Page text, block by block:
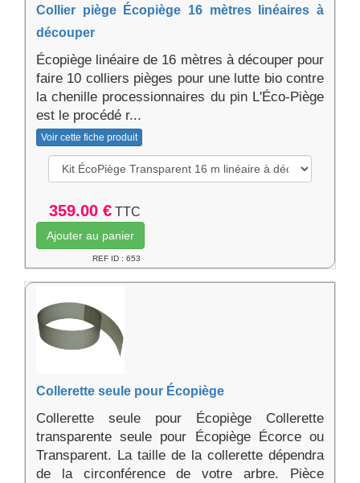
Collier piège Écopiège 16 mètres linéaires à
découper
Écopiège linéaire de 16 mètres à découper pour
faire 10 colliers pièges pour une lutte bio contre
la chenille processionnaires du pin L'Éco-Piège
est le procédé r...
Voir cette fiche produit
359.00 € TTC
Ajouter au panier
REF ID : 653
Collerette seule pour Écopiège
Collerette seule pour Écopiège Collerette
transparente seule pour Écopiège Écorce ou
Transparent. La taille de la collerette dépendra
de la circonférence de votre arbre. Pièce